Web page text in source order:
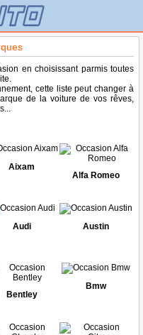
en choisissant parmis toutes
cette liste peut changer à
de la voiture de vos rêves,
Aixam
Alfa Romeo
Audi Austin
Bentley
Bmw